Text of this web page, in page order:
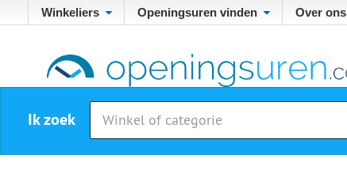
Winkeliers Openingsuren vinden Over ons
Ik zoek